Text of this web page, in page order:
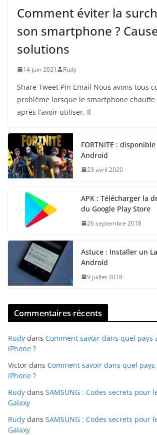
Comment éviter la
son smartphone ?
solutions
14 juin 2021 Rudy
Share Tweet Pin Email Nous avons tous
problème lorsque le smartphone
après l’avoir utiliser. Il
FORTNITE :
Android
23 avril 2020
APK : Télécharger la
du Google Play Store
26 septembre 2018
Astuce : Installer un
Android
9 juillet 2018
Commentaires récents
Rudy dans Comment savoir dans quel pays
iPhone ?
Victor dans Comment savoir dans quel
iPhone ?
Rudy dans SAMSUNG : Codes secrets pour
Galaxy
Rudy dans SAMSUNG : Codes secrets pour
Galaxy